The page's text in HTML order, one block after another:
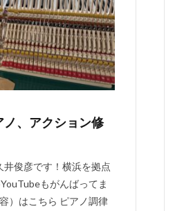
、アクション修
井俊彦です！横浜を拠点
もがんばってま
）はこちら ピアノ調律